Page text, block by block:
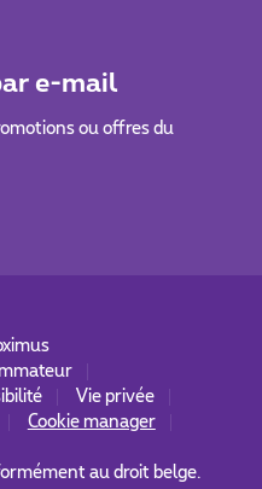
e-mail
ou offres du
Vie privée
Cookie manager
au droit belge.